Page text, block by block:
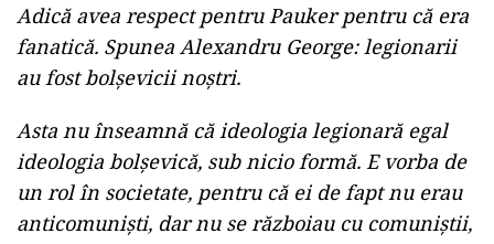
Adică avea respect pentru Pauker pentru că era
fanatică. Spunea Alexandru George: legionarii
au fost bolșevicii noștri.
Asta nu înseamnă că ideologia legionară egal
ideologia bolșevică, sub nicio formă. E vorba de
un rol în societate, pentru că ei de fapt nu erau
anticomuniști, dar nu se războiau cu comuniștii,